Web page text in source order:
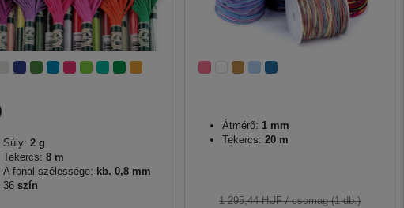
Súly: 2 g
Tekercs: 8 m
A fonal szélessége: kb. 0,8 mm
36 szín
Átmérő: 1 mm
Tekercs: 20 m
1 295,44 HUF/ csomag (1 db.)